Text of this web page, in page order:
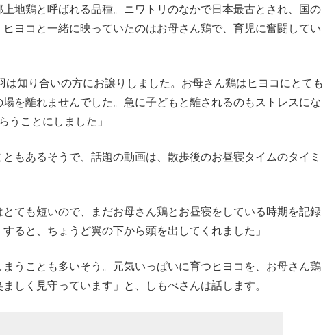
地鶏と呼ばれる品種。ニワトリのなかで日本最古とされ、国の
ヨコと一緒に映っていたのはお母さん鶏で、育児に奮闘してい
は知り合いの方にお譲りしました。お母さん鶏はヒヨコにとても
を離れませんでした。急に子どもと離されるのもストレスにな
うことにしました」
もあるそうで、話題の動画は、散歩後のお昼寝タイムのタイミ
とても短いので、まだお母さん鶏とお昼寝をしている時期を記録
ると、ちょうど翼の下から頭を出してくれました」
うことも多いそう。元気いっぱいに育つヒヨコを、お母さん鶏
しく見守っています」と、しもべさんは話します。